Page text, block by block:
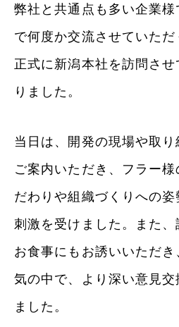
弊社と共通点も多い企業
で何度か交流させていた
正式に新潟本社を訪問さ
りました。
当日は、開発の現場や取
ご案内いただき、フラー様
だわりや組織づくりへの
刺激を受けました。また
お食事にもお誘いいただ
気の中で、より深い意見交
ました。